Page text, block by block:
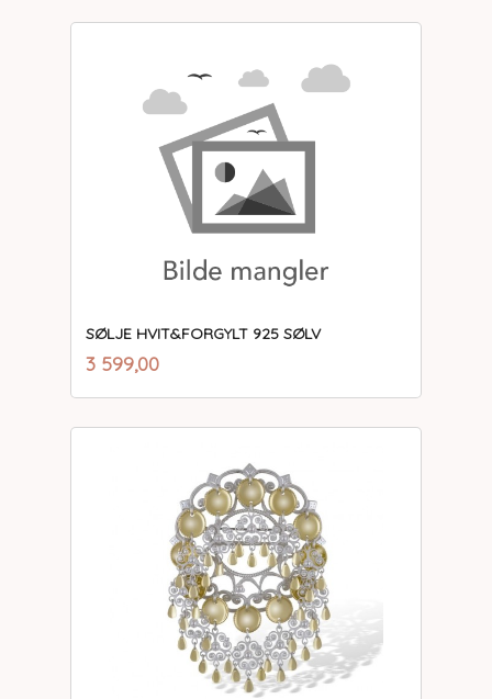
SØLJE HVIT&FORGYLT 925 SØLV
Pris
3 599,00mva.